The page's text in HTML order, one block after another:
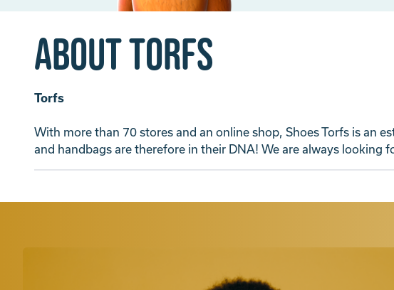
About Torfs
Torfs
With more than 70 stores and an online shop, Shoes Torfs is an
and handbags are therefore in their DNA! We are always